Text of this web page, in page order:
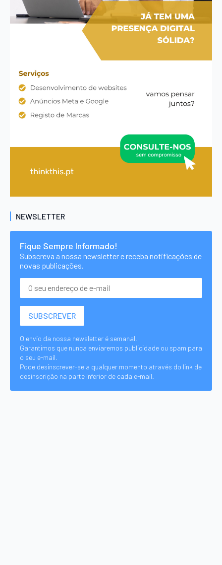
NEWSLETTER
Fique Sempre Informado!
Subscreva a nossa newsletter e receba notificações de
novas publicações.
O envio da nossa newsletter é semanal.
Garantimos que nunca enviaremos publicidade ou spam para
o seu e-mail.
Pode desinscrever-se a qualquer momento através do link de
desinscrição na parte inferior de cada e-mail.